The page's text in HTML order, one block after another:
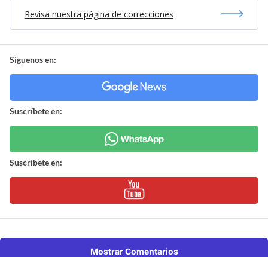
Revisa nuestra página de correcciones
Síguenos en:
Suscríbete en:
Suscríbete en:
Mostrar Comentarios